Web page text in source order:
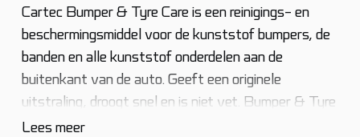
€ 17,95.€ 15,95.
Cartec Bumper & Tyre Care is een reinigings- en
beschermingsmiddel voor de kunststof bumpers, de
banden en alle kunststof onderdelen aan de
buitenkant van de auto. Geeft een originele
uitstraling, droogt snel en is niet vet. Bumper & Tyre
Care met behulp van een applicatiesponsje of doek
Lees meer